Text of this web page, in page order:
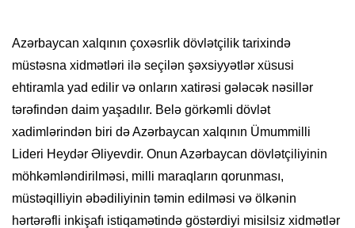
Azərbaycan xalqının çoxəsrlik dövlətçilik tarixində
müstəsna xidmətləri ilə seçilən şəxsiyyətlər xüsusi
ehtiramla yad edilir və onların xatirəsi gələcək nəsillər
tərəfindən daim yaşadılır. Belə görkəmli dövlət
xadimlərindən biri də Azərbaycan xalqının Ümummilli
Lideri Heydər Əliyevdir. Onun Azərbaycan dövlətçiliyinin
möhkəmləndirilməsi, milli maraqların qorunması,
müstəqilliyin əbədiliyinin təmin edilməsi və ölkənin
hərtərəfli inkişafı istiqamətində göstərdiyi misilsiz xidmətlər